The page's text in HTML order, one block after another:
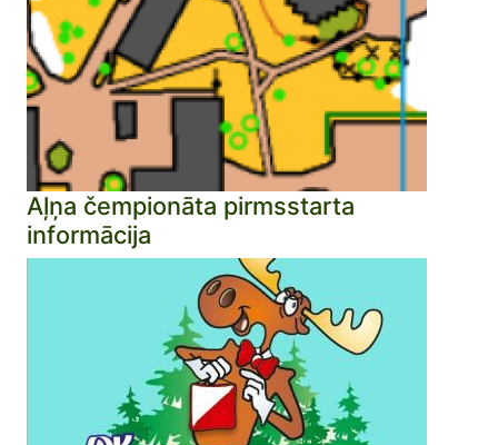
Aļņa čempionāta pirmsstarta
informācija